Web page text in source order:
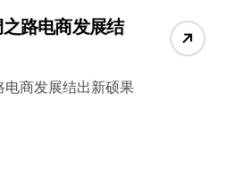
路电商发展结
电商发展结出新硕果